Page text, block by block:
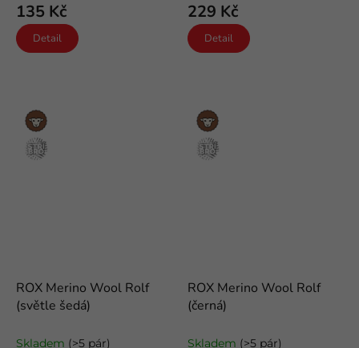
135 Kč
Detail
229 Kč
Detail
Merino
vlna
Stříbro
ROX Merino Wool Rolf
(světle šedá)
Skladem (>5 pár)
Merino
vlna
Stříbro
ROX Merino Wool Rolf
(černá)
Skladem (>5 pár)